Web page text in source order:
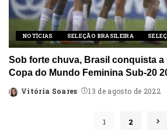
NOTÍCIAS SELEÇÃO BRASILEIRA
Sob forte chuva, Brasil conquista a
Copa do Mundo Feminina Sub-20
Posted
Vitória Soares 13 de agosto de 2022
1 2